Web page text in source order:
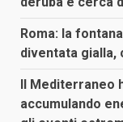
Roma: la
diventata gialla,
Il Mediterraneo
accumulando